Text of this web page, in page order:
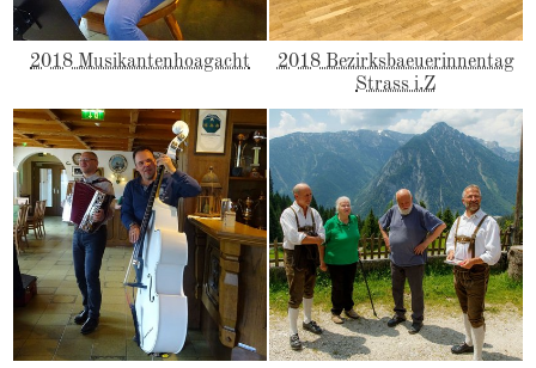
2018 Musikantenhoagacht
2018 Bezirksbaeuerinnentag
Strass i.Z